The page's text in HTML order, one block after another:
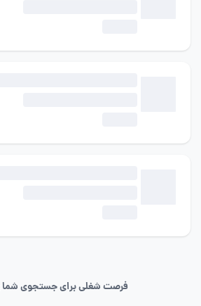
فرصت شغلی برای جستجوی شما